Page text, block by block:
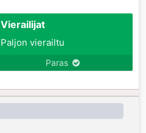
Vierailijat
Paljon vierailtu
Paras